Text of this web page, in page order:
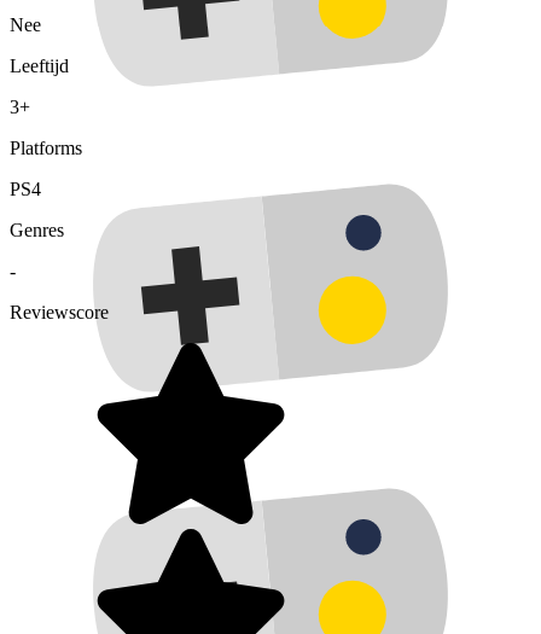
Nee
Leeftijd
3+
Platforms
PS4
Genres
-
Reviewscore